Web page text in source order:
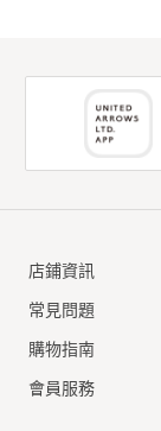
店鋪資訊
常見問題
購物指南
會員服務